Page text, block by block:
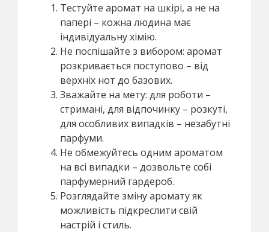
Тестуйте аромат на шкірі, а не на
папері – кожна людина має
індивідуальну хімію.
Не поспішайте з вибором: аромат
розкривається поступово – від
верхніх нот до базових.
Зважайте на мету: для роботи –
стримані, для відпочинку – розкуті,
для особливих випадків – незабутні
парфуми.
Не обмежуйтесь одним ароматом
на всі випадки – дозвольте собі
парфумерний гардероб.
Розглядайте зміну аромату як
можливість підкреслити свій
настрій і стиль.